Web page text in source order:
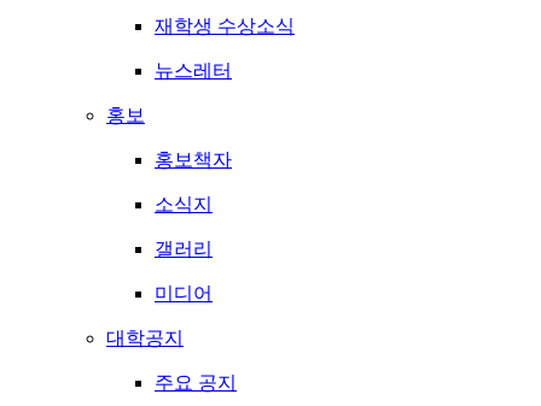
재학생 수상소식
뉴스레터
홍보
홍보책자
소식지
갤러리
미디어
대학공지
주요 공지